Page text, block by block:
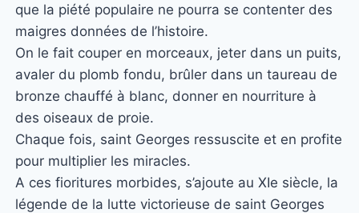
que la piété populaire ne pourra se contenter des
maigres données de l’histoire.
On le fait couper en morceaux, jeter dans un puits,
avaler du plomb fondu, brûler dans un taureau de
bronze chauffé à blanc, donner en nourriture à
des oiseaux de proie.
Chaque fois, saint Georges ressuscite et en profite
pour multiplier les miracles.
A ces fioritures morbides, s’ajoute au XIe siècle, la
légende de la lutte victorieuse de saint Georges